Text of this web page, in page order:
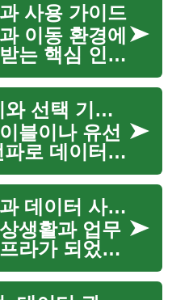
사용 가이드
이동 환경에
는 핵심 인프
Wi-
양한 기술이
나
에서 연결
무선 인터넷: 원리와 선택 기준, 그리고 지역별 제공업체 안내
블이나 유선
로 데이터
비스입니다.
4G/5G 이동통
밴드, 위성
양한 형태로
무선 인터넷 연결과 데이터 사용: 스마트폰과 태블릿에서의 실무 가이드
생활과 업무
라가 되었으
릿 같은 모
결 방식과 데